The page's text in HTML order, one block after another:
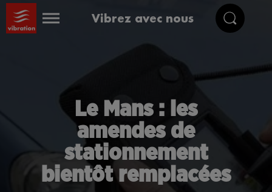
Vibrez avec nous
Le Mans : les
amendes de
stationnement
bientôt remplacées